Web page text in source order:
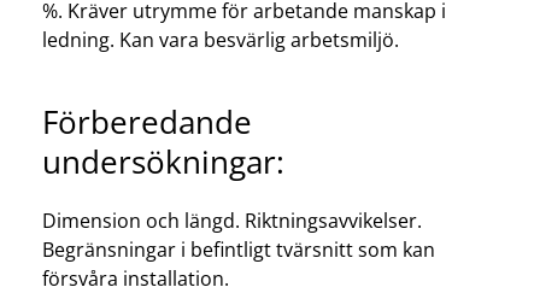
%. Kräver utrymme för arbetande manskap i
ledning. Kan vara besvärlig arbetsmiljö.
Förberedande
undersökningar:
Dimension och längd. Riktningsavvikelser.
Begränsningar i befintligt tvärsnitt som kan
försvåra installation.